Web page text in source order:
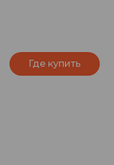
Где купить